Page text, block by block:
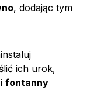
, dodając tym
ich urok,
i fontanny